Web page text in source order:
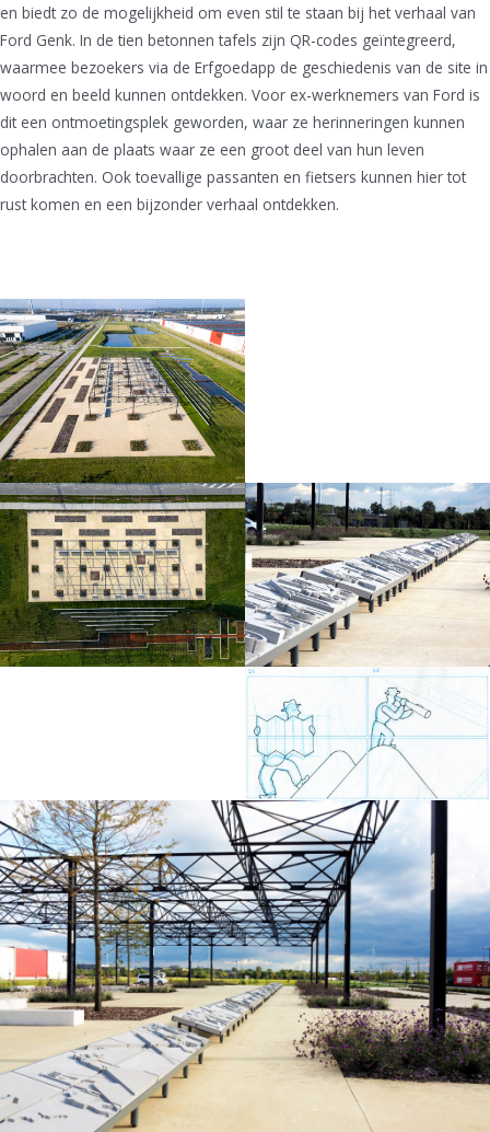
en biedt zo de mogelijkheid om even stil te staan bij het verhaal van
Ford Genk. In de tien betonnen tafels zijn QR-codes geïntegreerd,
waarmee bezoekers via de Erfgoedapp de geschiedenis van de site in
woord en beeld kunnen ontdekken. Voor ex-werknemers van Ford is
dit een ontmoetingsplek geworden, waar ze herinneringen kunnen
ophalen aan de plaats waar ze een groot deel van hun leven
doorbrachten. Ook toevallige passanten en fietsers kunnen hier tot
rust komen en een bijzonder verhaal ontdekken.